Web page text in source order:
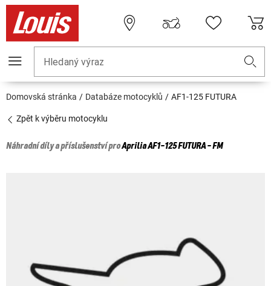
Hledaný výraz
Domovská stránka Databáze motocyklů AF1-125 FUTURA
Zpět k výběru motocyklu
Náhradní díly a příslušenství proApriliaAF1-125 FUTURA - FM